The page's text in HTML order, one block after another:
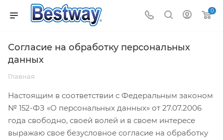
0
Согласие на обработку персональных
данных
Главная
Настоящим в соответствии с Федеральным законом
№ 152-ФЗ «О персональных данных» от 27.07.2006
года свободно, своей волей и в своем интересе
выражаю свое безусловное согласие на обработку